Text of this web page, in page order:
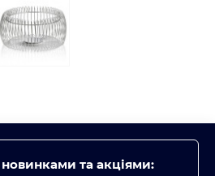
та акціями: